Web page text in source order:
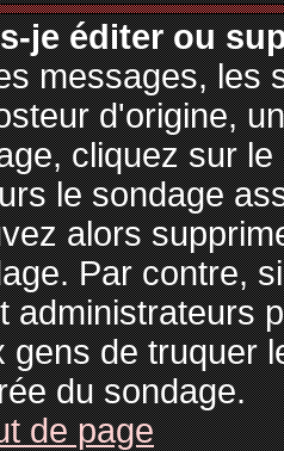
je éditer ou
messages, les
d'origine,
cliquez sur
le sondage
alors
Par contre,
administrateurs
gens de truquer
du sondage.
de page